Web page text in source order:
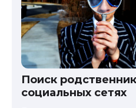
Поиск
социальных сетях